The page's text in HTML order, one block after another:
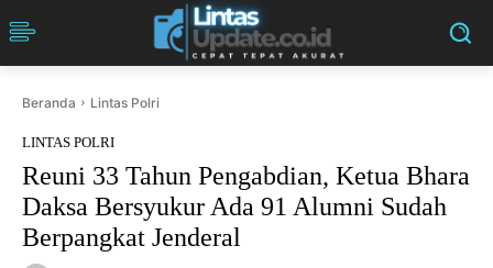
Beranda Lintas Polri
LINTAS POLRI
Reuni 33 Tahun Pengabdian, Ketua Bhara
Daksa Bersyukur Ada 91 Alumni Sudah
Berpangkat Jenderal